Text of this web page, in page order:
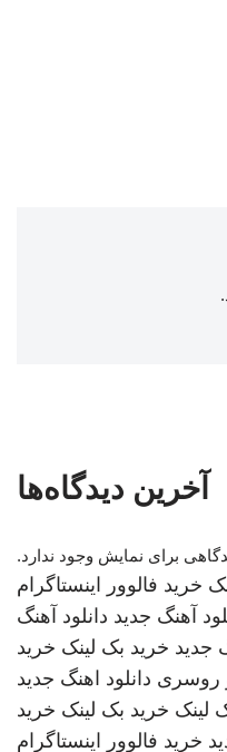
.
آخرین دیدگاه‌ها
برای نمایش وجود ندارد.
خرید فالوور اینستاگرام
آهنگ جدید دانلود آهنگ
جدید خرید بک لینک خرید
روسری دانلود اهنگ جدید
لینک خرید بک لینک خرید
خرید فالوور اینستاگرام